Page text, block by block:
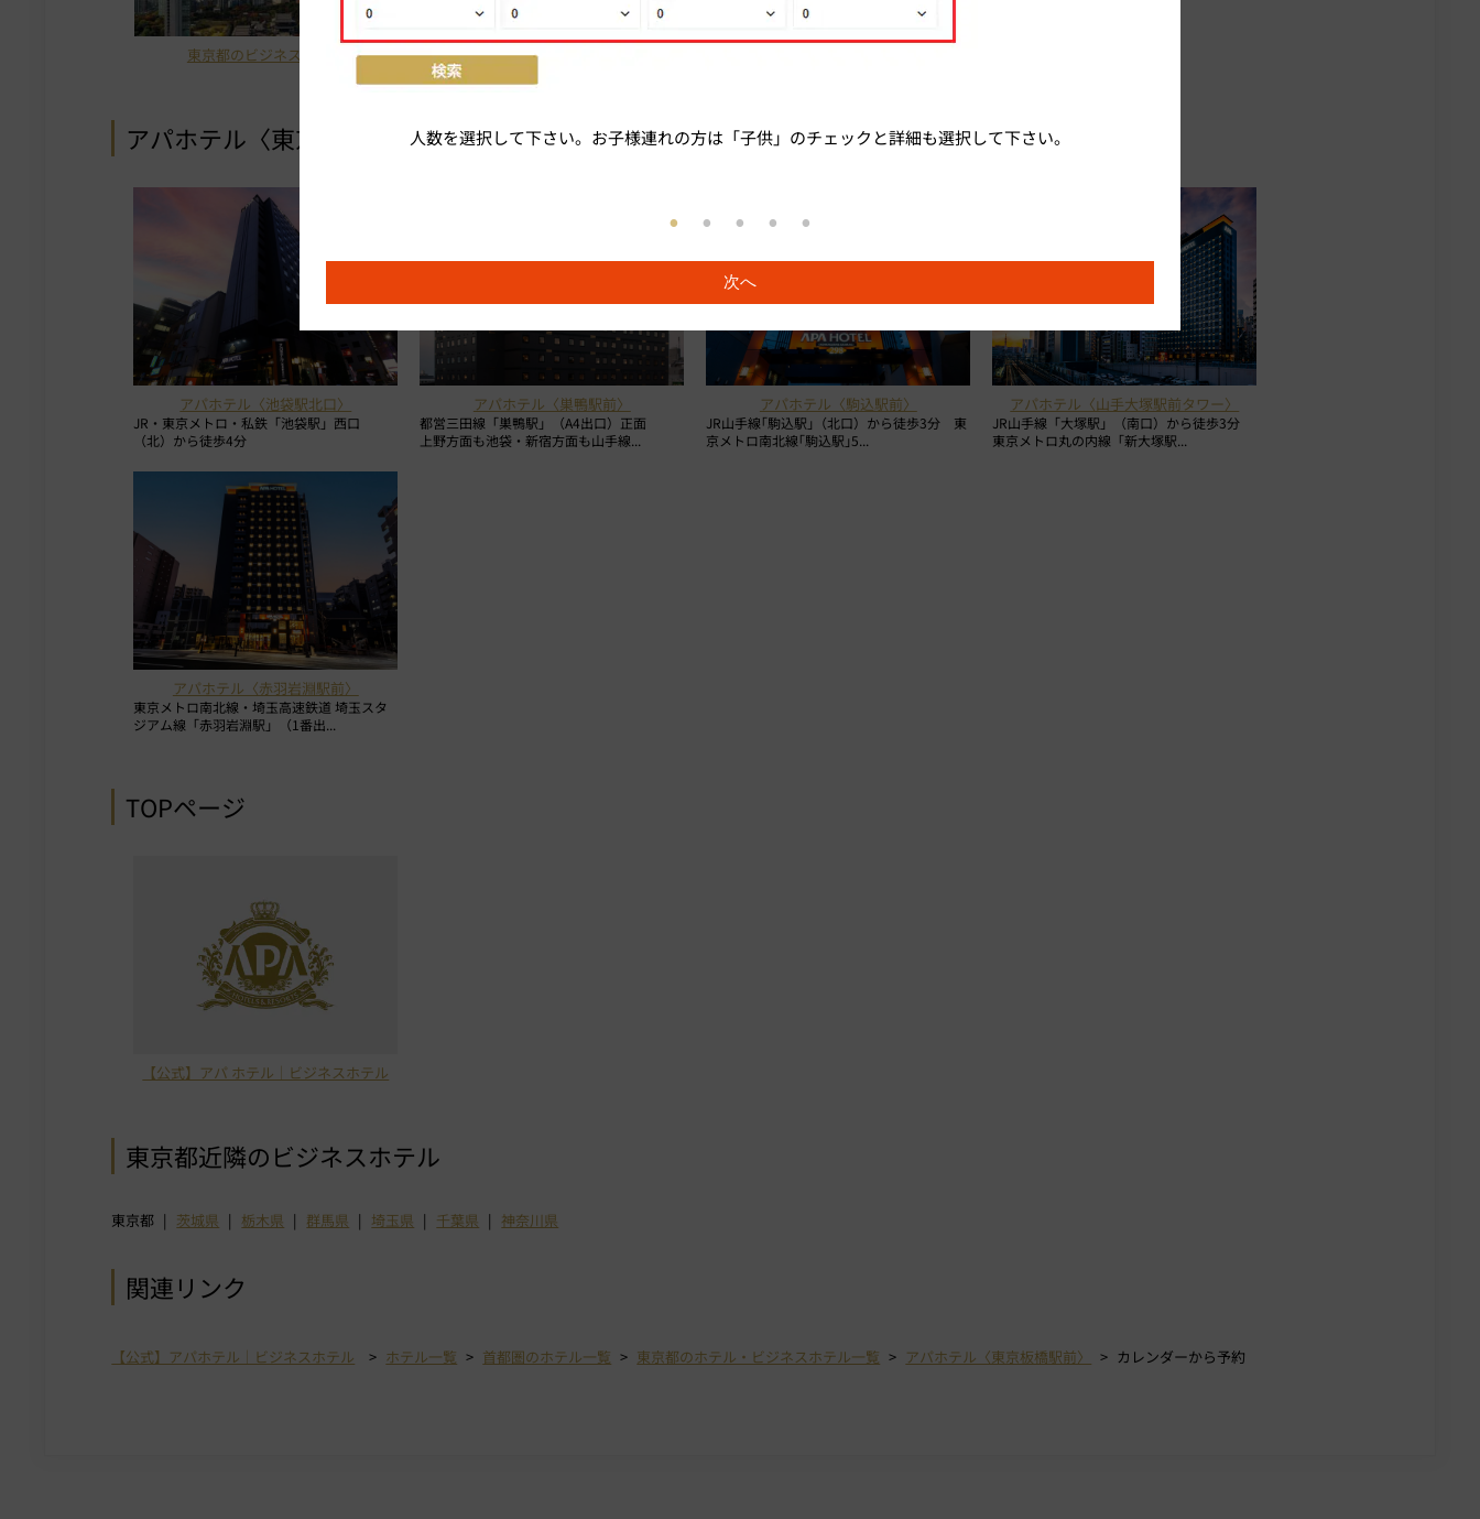
人数を選択して下さい。お子様連れの方は「子供」のチェックと詳細も選択して下さい。
次へ
東京都のビジネスホテル
アパホテル〈東京板橋駅前〉の近隣のホテル
アパホテル〈池袋駅北口〉
JR・東京メトロ・私鉄「池袋駅」西口
（北）から徒歩4分
アパホテル〈巣鴨駅前〉
都営三田線「巣鴨駅」（A4出口）正面
上野方面も池袋・新宿方面も山手線...
アパホテル〈駒込駅前〉
JR山手線｢駒込駅｣（北口）から徒歩3分 東
京メトロ南北線｢駒込駅｣5...
アパホテル〈山手大塚駅前タワー〉
JR山手線「大塚駅」（南口）から徒歩3分
東京メトロ丸の内線「新大塚駅...
アパホテル〈赤羽岩淵駅前〉
東京メトロ南北線・埼玉高速鉄道 埼玉スタ
ジアム線「赤羽岩淵駅」（1番出...
TOPページ
【公式】アパ ホテル｜ビジネスホテル
東京都近隣のビジネスホテル
東京都 茨城県 栃木県 群馬県 埼玉県 千葉県 神奈川県
関連リンク
【公式】アパホテル｜ビジネスホテル ホテル一覧 首都圏のホテル一覧 東京都のホテル・ビジネスホテル一覧 アパホテル〈東京板橋駅前〉 カレンダーから予約